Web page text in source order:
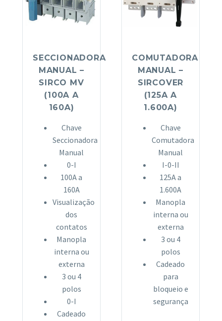
SECCIONADORA
MANUAL –
SIRCO MV
(100A A
160A)
Chave
Seccionadora
Manual
0-I
100A a
160A
Visualização
dos
contatos
Manopla
interna ou
externa
3 ou 4
polos
0-I
Cadeado
COMUTADORA
MANUAL –
SIRCOVER
(125A A
1.600A)
Chave
Comutadora
Manual
I-0-II
125A a
1.600A
Manopla
interna ou
externa
3 ou 4
polos
Cadeado
para
bloqueio e
segurança